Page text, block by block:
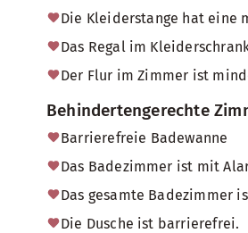
Die Kleiderstange hat eine
Das Regal im
Der Flur im Zimmer ist
Behindertengerechte
Barrierefreie Badewanne
Das Badezimmer ist mit
Das gesamte Badezimmer
Die Dusche ist barrierefrei.